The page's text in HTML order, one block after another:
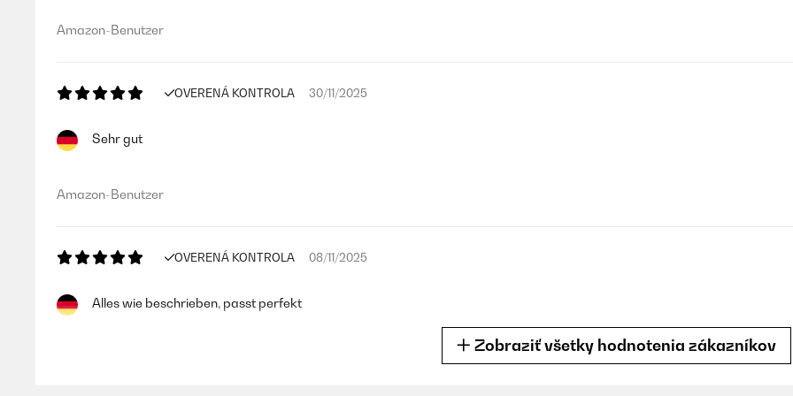
Amazon-Benutzer
OVERENÁ KONTROLA 30/11/2025
Sehr gut
Amazon-Benutzer
OVERENÁ KONTROLA 08/11/2025
Alles wie beschrieben, passt perfekt
Zobraziť všetky hodnotenia zákazníkov